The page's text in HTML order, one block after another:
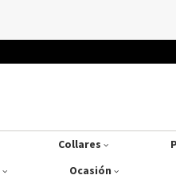
Collares
Ocasión